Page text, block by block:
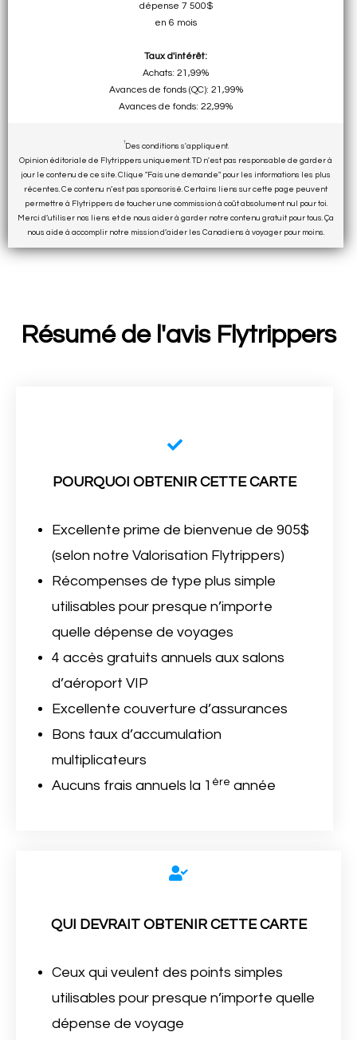
dépense 7 500$
en 6 mois
Taux d'intérêt:
Achats: 21,99%
Avances de fonds (QC): 21,99%
Avances de fonds: 22,99%
†
Des conditions s'appliquent.
Opinion éditoriale de Flytrippers uniquement. TD n'est pas responsable de garder à
jour le contenu de ce site. Clique "Fais une demande" pour les informations les plus
récentes. Ce contenu n’est pas sponsorisé. Certains liens sur cette page peuvent
permettre à Flytrippers de toucher une commission à coût absolument nul pour toi.
Merci d’utiliser nos liens et de nous aider à garder notre contenu gratuit pour tous. Ça
nous aide à accomplir notre mission d’aider les Canadiens à voyager pour moins.
Résumé de l'avis Flytrippers
POURQUOI OBTENIR CETTE CARTE
Excellente prime de bienvenue de 905$
(selon notre Valorisation Flytrippers)
Récompenses de type plus simple
utilisables pour presque n’importe
quelle dépense de voyages
4 accès gratuits annuels aux salons
d’aéroport VIP
Excellente couverture d’assurances
Bons taux d’accumulation
multiplicateurs
Aucuns frais annuels la 1 ère année
QUI DEVRAIT OBTENIR CETTE CARTE
Ceux qui veulent des points simples
utilisables pour presque n’importe quelle
dépense de voyage